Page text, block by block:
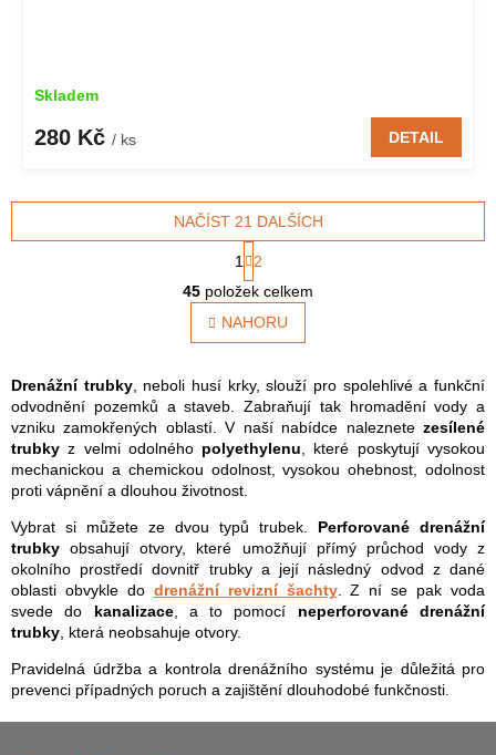
Skladem
280 Kč / ks DETAIL
O
v
l
á
a
c
í
p
r
v
y
v
ý
p
i
NAČÍST 21 DALŠÍCH
t
r
á
n
k
v
á
í
1
2
45 položek celkem
NAHORU
Drenážní trubky, neboli husí krky, slouží pro spolehlivé a funkční
odvodnění pozemků a staveb. Zabraňují tak hromadění vody a
vzniku zamokřených oblastí. V naší nabídce naleznete zesílené
trubky z velmi odolného polyethylenu , které poskytují vysokou
mechanickou a chemickou odolnost, vysokou ohebnost, odolnost
proti vápnění a dlouhou životnost.
Vybrat si můžete ze dvou typů trubek. Perforované drenážní
trubky obsahují otvory, které umožňují přímý průchod vody z
okolního prostředí dovnitř trubky a její následný odvod z dané
oblasti obvykle do drenážní revizní šachty. Z ní se pak voda
svede do kanalizace, a to pomocí neperforované drenážní
trubky , která neobsahuje otvory.
Pravidelná údržba a kontrola drenážního systému je důležitá pro
prevenci případných poruch a zajištění dlouhodobé funkčnosti.